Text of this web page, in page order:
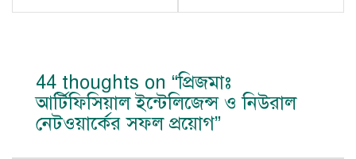
44 thoughts on “প্রিজমাঃ
আর্টিফিসিয়াল ইন্টেলিজেন্স ও নিউরাল
নেটওয়ার্কের সফল প্রয়োগ”